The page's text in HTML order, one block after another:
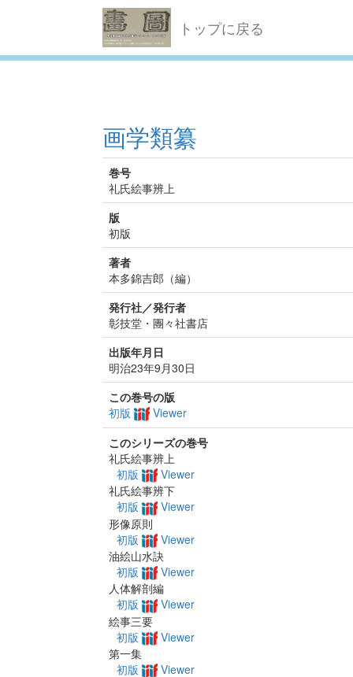
トップに戻る
画学類纂
巻号
礼氏絵事辨上
版
初版
著者
本多錦吉郎（編）
発行社／発行者
彰技堂・團々社書店
出版年月日
明治23年9月30日
この巻号の版
初版
Viewer
このシリーズの巻号
礼氏絵事辨上
初版
Viewer
礼氏絵事辨下
初版
Viewer
形像原則
初版
Viewer
油絵山水訣
初版
Viewer
人体解剖編
初版
Viewer
絵事三要
初版
Viewer
第一集
初版
Viewer